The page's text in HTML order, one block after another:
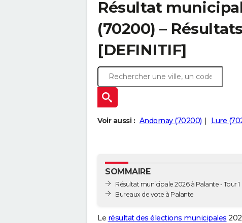
Résultat
(70200) –
[DEFINITIF]
Voir aussi : Andornay (70200) Lure
SOMMAIRE
Résultat municipale 2026 à Palante - Tour 1
Bureaux de vote à Palante
Le résultat des élections municipales